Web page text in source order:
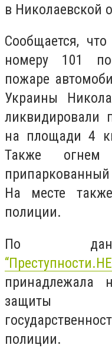
в Николаевской
Сообщается,
номеру 101
пожаре
Украины
ликвидировали
на площади 4
Также огнем
На месте
полиции.
По
принадлежала
защиты
полиции.